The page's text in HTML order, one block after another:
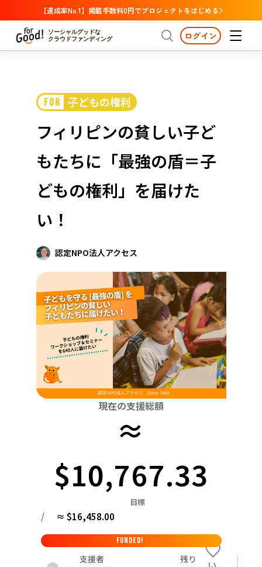
【達成率No.1】掲載手数料0円でプロジェクトをはじめる
ソーシャルグッドな
クラウドファンディング
プロジェクトからさがす
カテゴリーからさがす 国際協力
医療・福祉
人権・マイノリティ
関東
中国
四国
九州・沖縄
注目 新着
支援金額が多い
支援人数が多い
終了日が近い
カテゴリーからさがす
国際協力 医療・福祉
子ども・教育
環境・エシカル
人権・マイノリティ
社会貢献
地域からさがす
北海道 青森 岩手 宮城
茨城 栃木 群馬 埼玉 千葉 東京
富山 石川 福井 山梨 長野
滋賀 京都 大阪 兵庫 奈良
島根 広島 山口
ログイン
FOR 子どもの権利
フィリピンの貧しい子ど
もたちに「最強の盾＝子
どもの権利」を届けた
い！
認定NPO法人アクセス
現在の支援総額
≈
$10,767.33
目標
/ ≈ $16,458.00
FUNDED!
支援者 残り